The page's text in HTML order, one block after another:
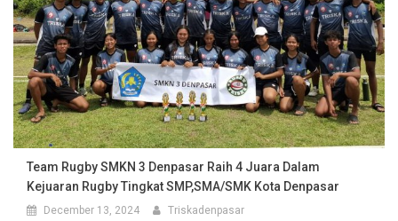
Team Rugby SMKN 3 Denpasar Raih 4 Juara Dalam
Kejuaran Rugby Tingkat SMP,SMA/SMK Kota Denpasar
December 13, 2024 Triskadenpasar